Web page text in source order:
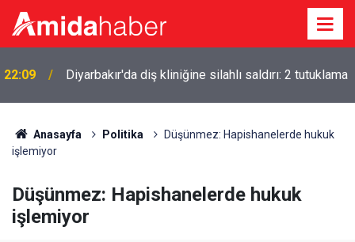
22:09 Diyarbakır'da diş kliniğine silahlı saldırı: 2 tutuklama
Anasayfa Politika
Düşünmez: Hapishanelerde hukuk
işlemiyor
Düşünmez: Hapishanelerde hukuk
işlemiyor